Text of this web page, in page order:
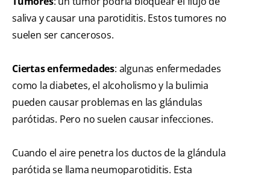
saliva y causar una parotiditis. Estos tumores no
suelen ser cancerosos.
Ciertas enfermedades: algunas enfermedades
como la diabetes, el alcoholismo y la bulimia
pueden causar problemas en las glándulas
parótidas. Pero no suelen causar infecciones.
Cuando el aire penetra los ductos de la glándula
parótida se llama neumoparotiditis. Esta